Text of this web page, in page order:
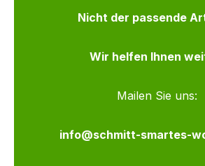
Nicht der passende
Wir helfen Ihnen
Mailen Sie uns:
info@schmitt-smartes-